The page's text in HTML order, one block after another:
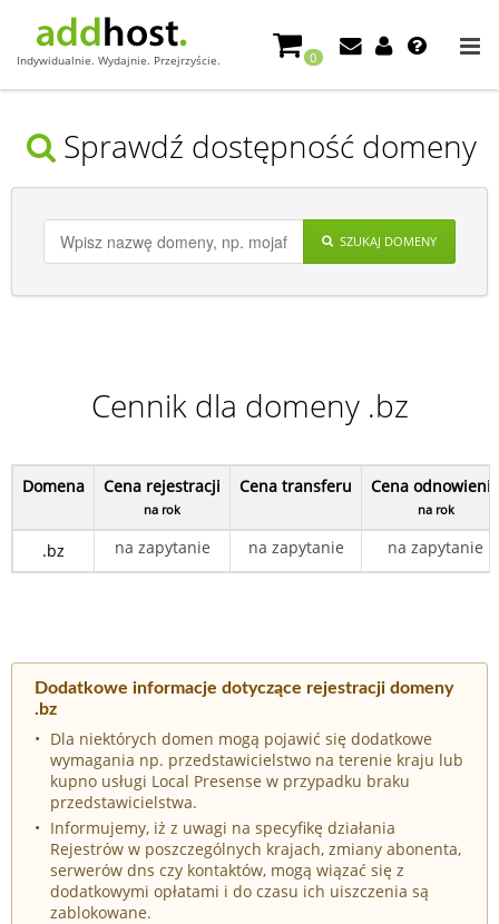
Indywidualnie. Wydajnie. Przejrzyście. 0
Sprawdź dostępność domeny
SZUKAJ DOMENY
Cennik dla domeny .bz
Domena Cena rejestracji
na rok
Cena transferu Cena odnowienia
na rok
.bz na zapytanie na zapytanie na zapytanie
Dodatkowe informacje dotyczące rejestracji domeny
.bz
Dla niektórych domen mogą pojawić się dodatkowe
wymagania np. przedstawicielstwo na terenie kraju lub
kupno usługi Local Presense w przypadku braku
przedstawicielstwa.
Informujemy, iż z uwagi na specyfikę działania
Rejestrów w poszczególnych krajach, zmiany abonenta,
serwerów dns czy kontaktów, mogą wiązać się z
dodatkowymi opłatami i do czasu ich uiszczenia są
zablokowane.